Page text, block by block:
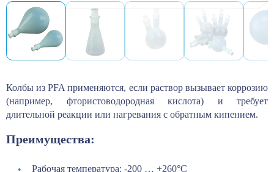
Колбы из PFA применяются, если раствор вызывает коррозию
(например, фтористоводородная кислота) и требует
длительной реакции или нагревания с обратным кипением.
Преимущества:
Рабочая температура: -200 … +260°С